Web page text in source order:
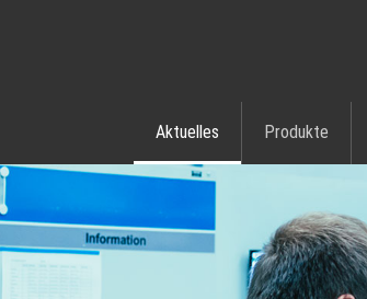
Aktuelles Produkte